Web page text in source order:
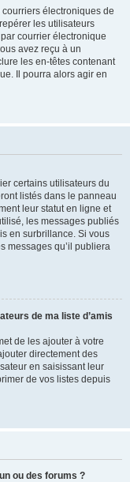
électroniques de
les utilisateurs
courrier électronique
avez reçu à un
les en-têtes contenant
Il pourra alors agir en
certains utilisateurs du
listés dans le panneau
leur statut en ligne et
les messages publiés
en surbrillance. Si vous
messages qu’il publiera
de ma liste d’amis
de les ajouter à votre
directement des
en saisissant leur
de vos listes depuis
ou des forums ?